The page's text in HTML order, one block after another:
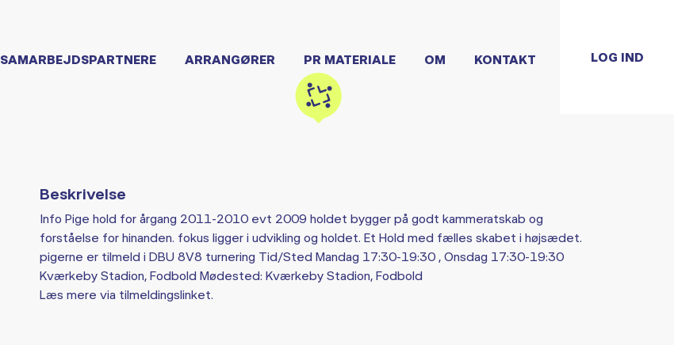
SAMARBEJDSPARTNERE ARRANGØRER PR MATERIALE OM KONTAKT LOG IND
Beskrivelse
Info Pige hold for årgang 2011-2010 evt 2009 holdet bygger på godt kammeratskab og
forståelse for hinanden. fokus ligger i udvikling og holdet. Et Hold med fælles skabet i højsædet.
pigerne er tilmeld i DBU 8V8 turnering Tid/Sted Mandag 17:30-19:30 , Onsdag 17:30-19:30
Kværkeby Stadion, Fodbold Mødested: Kværkeby Stadion, Fodbold
Læs mere via tilmeldingslinket.